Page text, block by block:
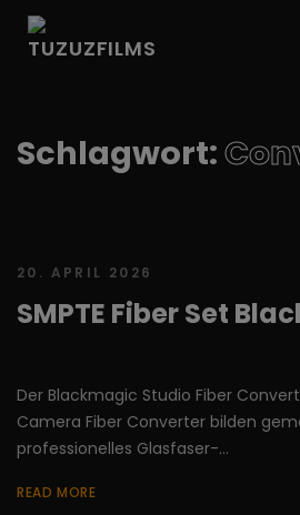
Schlagwort:
20. APRIL 2026
SMPTE Fiber Set
Der Blackmagic Studio Fiber
Camera Fiber Converter bilden
professionelles Glasfaser-...
READ MORE